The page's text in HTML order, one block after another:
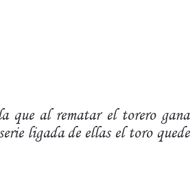
que al rematar el torero gana
ligada de ellas el toro quede